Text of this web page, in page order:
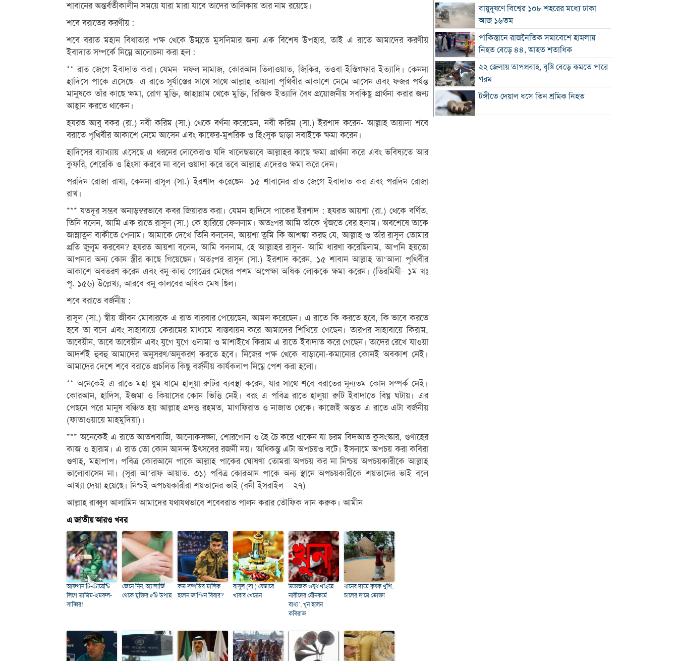
শাবানের অন্তর্বর্তীকালীন সময়ে যারা মারা যাবে তাদের তালিকায় তার নাম রয়েছে।
শবে বরাতের করণীয় :
শবে বরাত মহান বিধাতার পক্ষ থেকে উম্মতে মুসলিমার জন্য এক বিশেষ উপহার, তাই এ রাতে আমাদের করণীয়
ইবাদাত সম্পর্কে নিম্নে আলোচনা করা হল :
** রাত জেগে ইবাদাত করা। যেমন- নফল নামাজ, কোরআন তিলাওয়াত, জিকির, তওবা-ইস্তিগফার ইত্যাদি। কেননা
হাদিসে পাকে এসেছে- এ রাতে সূর্যাস্তের সাথে সাথে আল্লাহ তায়ালা পৃথিবীর আকাশে নেমে আসেন এবং ফজর পর্যন্ত
মানুষকে তাঁর কাছে ক্ষমা, রোগ মুক্তি, জাহান্নাম থেকে মুক্তি, রিজিক ইত্যাদি বৈধ প্রয়োজনীয় সবকিছু প্রার্থনা করার জন্য
আহ্বান করতে থাকেন।
হযরত আবু বকর (রা.) নবী করিম (সা.) থেকে বর্ণনা করেছেন, নবী করিম (সা.) ইরশাদ করেন- আল্লাহ তায়ালা শবে
বরাতে পৃথিবীর আকাশে নেমে আসেন এবং কাফের-মুশরিক ও হিংসুক ছাড়া সবাইকে ক্ষমা করেন।
হাদিসের ব্যাখ্যায় এসেছে এ ধরনের লোকেরাও যদি খালেছভাবে আল্লাহর কাছে ক্ষমা প্রার্থনা করে এবং ভবিষ্যতে আর
কুফরি, শেরেকি ও হিংসা করবে না বলে ওয়াদা করে তবে আল্লাহ এদেরও ক্ষমা করে দেন।
পরদিন রোজা রাখা, কেননা রাসূল (সা.) ইরশাদ করেছেন- ১৫ শাবানের রাত জেগে ইবাদাত কর এবং পরদিন রোজা
রাখ।
*** যতদূর সম্ভব অনাড়ম্বরভাবে কবর জিয়ারত করা। যেমন হাদিসে পাকের ইরশাদ : হযরত আয়শা (রা.) থেকে বর্ণিত,
তিনি বলেন, আমি এক রাতে রাসূল (সা.) কে হারিয়ে ফেললাম। অতঃপর আমি তাঁকে খুঁজতে বের হলাম। অবশেষে তাকে
জান্নাতুল বাকীতে পেলাম। আমাকে দেখে তিনি বললেন, আয়শা তুমি কি আশঙ্কা করছ যে, আল্লাহ ও তাঁর রাসূল তোমার
প্রতি জুলুম করবেন? হযরত আয়শা বলেন, আমি বললাম, হে আল্লাহর রাসূল- আমি ধারণা করেছিলাম, আপনি হয়তো
আপনার অন্য কোন স্ত্রীর কাছে গিয়েছেন। অতঃপর রাসূল (সা.) ইরশাদ করেন, ১৫ শাবান আল্লাহ তা‘আলা পৃথিবীর
আকাশে অবতরণ করেন এবং বনু-কাল্ব গোত্রের মেষের পশম অপেক্ষা অধিক লোককে ক্ষমা করেন। (তিরমিযী- ১ম খঃ
পৃ. ১৫৬) উল্লেখ্য, আরবে বনু কালবের অধিক মেষ ছিল।
শবে বরাতে বর্জনীয় :
রাসূল (সা.) স্বীয় জীবন মোবারকে এ রাত বারবার পেয়েছেন, আমল করেছেন। এ রাতে কি করতে হবে, কি ভাবে করতে
হবে তা বলে এবং সাহাবায়ে কেরামের মাধ্যমে বাস্তবায়ন করে আমাদের শিখিয়ে গেছেন। তারপর সাহাবায়ে কিরাম,
তাবেয়ীন, তাবে তাবেয়ীন এবং যুগে যুগে ওলামা ও মাশাইখে কিরাম এ রাতে ইবাদাত করে গেছেন। তাদের রেখে যাওয়া
আদর্শই হুবহু আমাদের অনুসরণ/অনুকরণ করতে হবে। নিজের পক্ষ থেকে বাড়ানো-কমানোর কোনই অবকাশ নেই।
আমাদের দেশে শবে বরাতে প্রচলিত কিছু বর্জনীয় কার্যকলাপ নিম্নে পেশ করা হলো।
** অনেকেই এ রাতে মহা ধুম-ধামে হালুয়া রুটির ব্যবস্থা করেন, যার সাথে শবে বরাতের নূন্যতম কোন সম্পর্ক নেই।
কোরআন, হাদিস, ইজমা ও কিয়াসের কোন ভিত্তি নেই। বরং এ পবিত্র রাতে হালুয়া রুটি ইবাদাতে বিঘ্ন ঘটায়। এর
পেছনে পরে মানুষ বঞ্চিত হয় আল্লাহ প্রদত্ত রহমত, মাগফিরাত ও নাজাত থেকে। কাজেই অন্তত এ রাতে এটা বর্জনীয়
(ফাতাওয়ায়ে মাহমুদিয়া)।
*** অনেকেই এ রাতে আতশবাজি, আলোকসজ্জা, শোরগোল ও হৈ চৈ করে থাকেন যা চরম বিদআত কুসংস্কার, গুণাহের
কাজ ও হারাম। এ রাত তো কোন আনন্দ উৎসবের রজনী নয়। অধিকন্তু এটা অপচয়ও বটে। ইসলামে অপচয় করা কবিরা
গুণাহ, মহাপাপ। পবিত্র কোরআনে পাকে আল্লাহ পাকের ঘোষণা তোমরা অপচয় কর না নিশ্চয় অপচয়কারীকে আল্লাহ
ভালোবাসেন না। (সূরা আ’রাফ আয়াত. ৩১) পবিত্র কোরআন পাকে অন্য স্থানে অপচয়কারীকে শয়তানের ভাই বলে
আখ্যা দেয়া হয়েছে। নিশ্চই অপচয়কারীরা শয়তানের ভাই (বনী ইসরাইল – ২৭)
আল্লাহ রাব্বুল আলামিন আমাদের যথাযথভাবে শবেবরাত পালন করার তৌফিক দান করুক। আমীন
এ জাতীয় আরও খবর
আফগান টি-টোয়েন্টি
লিগে তামিম-ইমরুল-
সাব্বির!
জেনে নিন, অ্যালার্জি
থেকে মুক্তির ৫টি উপায়
কত সম্পত্তির মালিক
হলেন জাস্টিন বিবার?
রাসুল (সা.) যেভাবে
খাবার খেতেন
উত্তেজক ওষুধ খাইয়ে
নারীদের যৌনকর্মে
বাধ্য’, খুন হলেন
কবিরাজ
ধানের দামে কৃষক খুশি,
চালের দামে ভোক্তা
বায়ুদূষণে বিশ্বের ১০৮ শহরের মধ্যে ঢাকা
আজ ১৬তম
পাকিস্তানে রাজনৈতিক সমাবেশে হামলায়
নিহত বেড়ে ৪৪, আহত শতাধিক
২২ জেলায় তাপপ্রবাহ, বৃষ্টি বেড়ে কমতে পারে
গরম
টঙ্গীতে দেয়াল ধসে তিন শ্রমিক নিহত